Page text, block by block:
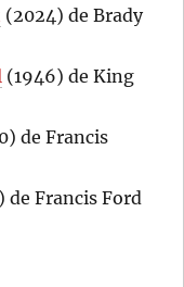
(2024) de Brady
(1946) de King
de Francis
de Francis Ford